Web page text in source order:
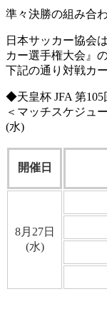
準々決勝の組み合
日本サッカー協会
カー選手権大会』
下記の通り対戦カ
◆天皇杯 JFA 第
＜マッチスケジュ
(水)
開催日
8月27日
(水)